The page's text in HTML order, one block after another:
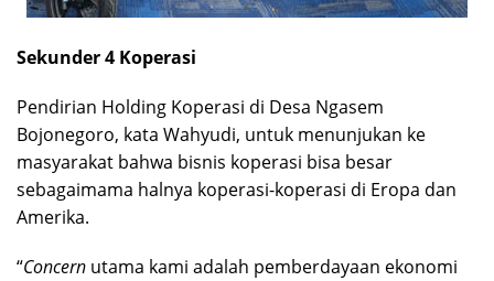
Sekunder 4 Koperasi
Pendirian Holding Koperasi di Desa Ngasem
Bojonegoro, kata Wahyudi, untuk menunjukan ke
masyarakat bahwa bisnis koperasi bisa besar
sebagaimama halnya koperasi-koperasi di Eropa dan
Amerika.
“Concern utama kami adalah pemberdayaan ekonomi